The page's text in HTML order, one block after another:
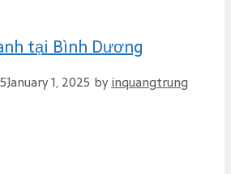
tại Bình Dương
January 1, 2025 byinquangtrung